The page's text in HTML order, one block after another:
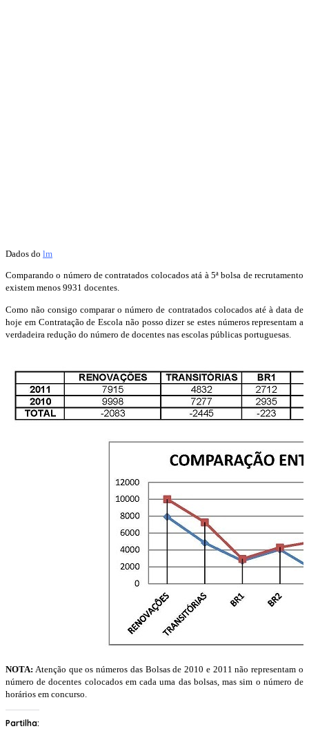
Dados do lm
Comparando o número de contratados colocados atá à 5ª bolsa de recrutamento
existem menos 9931 docentes.
Como não consigo comparar o número de contratados colocados até à data de
hoje em Contratação de Escola não posso dizer se estes números representam a
verdadeira redução do número de docentes nas escolas públicas portuguesas.
NOTA: Atenção que os números das Bolsas de 2010 e 2011 não representam o
número de docentes colocados em cada uma das bolsas, mas sim o número de
horários em concurso.
Partilha: